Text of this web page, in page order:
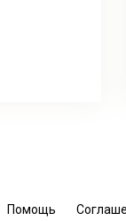
Помощь